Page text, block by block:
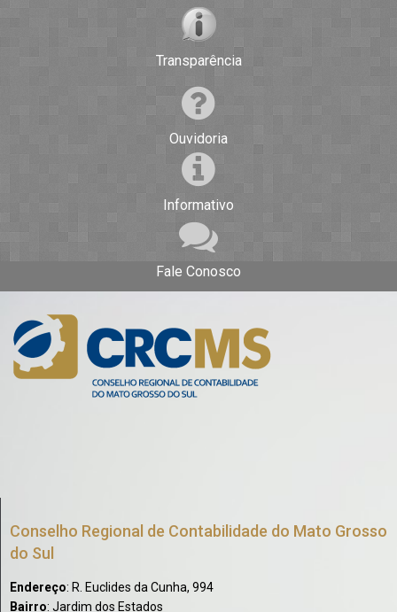
Transparência
Ouvidoria
Informativo
Fale Conosco
Conselho Regional de Contabilidade do Mato Grosso
do Sul
Endereço: R. Euclides da Cunha, 994
Bairro: Jardim dos Estados